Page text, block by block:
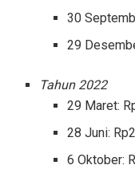
30
29
Tahun 2022
29 Maret:
28 Juni:
6 Oktober: